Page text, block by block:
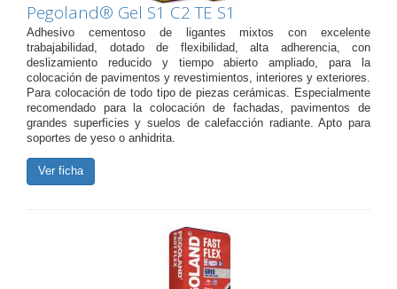
Pegoland® Gel S1 C2 TE S1
Adhesivo cementoso de ligantes mixtos con excelente
trabajabilidad, dotado de flexibilidad, alta adherencia, con
deslizamiento reducido y tiempo abierto ampliado, para la
colocación de pavimentos y revestimientos, interiores y exteriores.
Para colocación de todo tipo de piezas cerámicas. Especialmente
recomendado para la colocación de fachadas, pavimentos de
grandes superficies y suelos de calefacción radiante. Apto para
soportes de yeso o anhidrita.
Ver ficha